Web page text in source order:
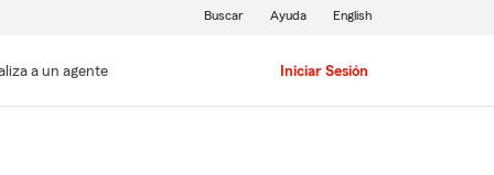
a un agente Iniciar Sesión
Buscar Ayuda English